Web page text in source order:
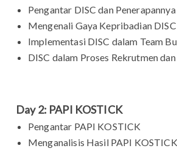
Pengantar DISC dan
Mengenali Gaya Kepribadian DISC
Implementasi DISC dalam Team
DISC dalam Proses Rekrutmen
Day 2: PAPI KOSTICK
Pengantar PAPI KOSTICK
Menganalisis Hasil PAPI KOSTICK